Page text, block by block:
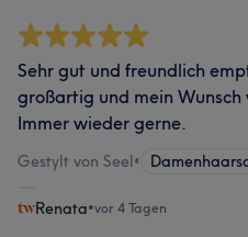
Sehr gut und freundlich
großartig und mein
Immer wieder gerne.
Gestylt von Seel•
Renata•vor 4 Tagen